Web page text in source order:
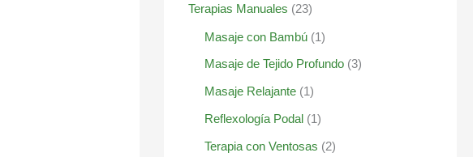
Terapias Manuales (23)
Masaje con Bambú(1)
Masaje de Tejido Profundo(3)
Masaje Relajante(1)
Reflexología Podal(1)
Terapia con Ventosas (2)